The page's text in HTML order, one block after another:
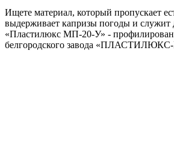
Ищете материал, который пропускает
выдерживает капризы погоды и служит
«Пластилюкс МП-20-У» -
белгородского завода